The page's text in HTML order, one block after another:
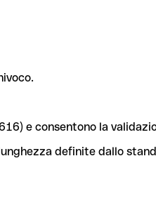
e consentono la
definite dallo